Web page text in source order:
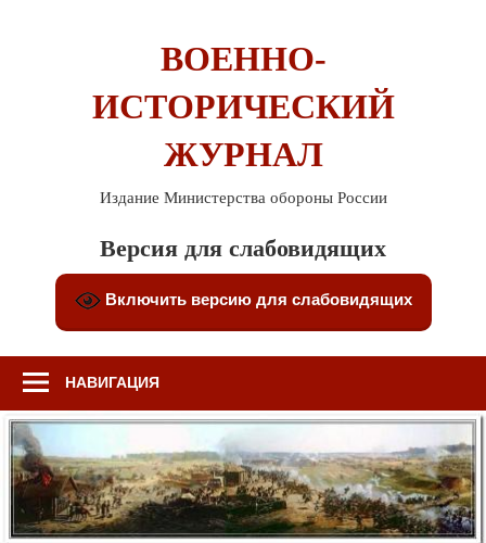
ВОЕННО-
ИСТОРИЧЕСКИЙ
ЖУРНАЛ
Издание Министерства обороны России
Версия для слабовидящих
Включить версию для слабовидящих
НАВИГАЦИЯ